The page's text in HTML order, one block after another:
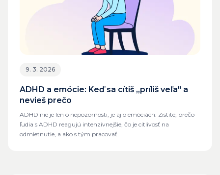
9. 3. 2026
ADHD a emócie: Keď sa cítiš „príliš veľa" a
nevieš prečo
ADHD nie je len o nepozornosti, je aj o emóciách. Zistite, prečo
ľudia s ADHD reagujú intenzívnejšie, čo je citlivosť na
odmietnutie, a ako s tým pracovať.